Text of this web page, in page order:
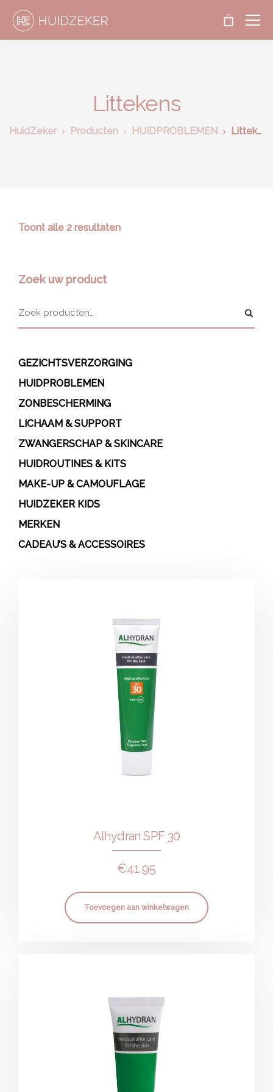
Littekens
HuidZeker Producten HUIDPROBLEMEN Littekens
Toont alle 2 resultaten
Zoek uw product
GEZICHTSVERZORGING
HUIDPROBLEMEN
ZONBESCHERMING
LICHAAM & SUPPORT
ZWANGERSCHAP & SKINCARE
HUIDROUTINES & KITS
MAKE-UP & CAMOUFLAGE
HUIDZEKER KIDS
MERKEN
CADEAU’S & ACCESSOIRES
Alhydran SPF 30
€41.95
Toevoegen aan winkelwagen